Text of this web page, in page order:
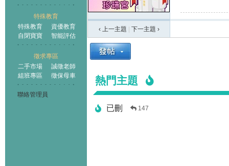
特殊教育
特殊教育
資優教育
自閉寶寶
智能評估
徵求專區
二手市場
誠徵老師
組班專區
徵保母車
聯絡管理員
‹ 上一主題 下一主題 ›
熱門主題
已刪 147